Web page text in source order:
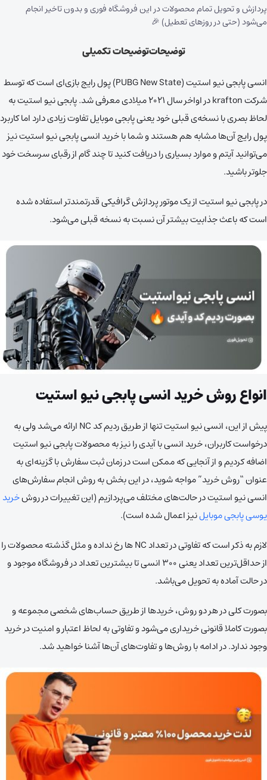
پردازش و تحویل تمام محصولات در این فروشگاه فوری و بدون تاخیر انجام
می‌شود (حتی در روزهای تعطیل) 🎉
توضیحاتتوضیحات تکمیلی
انسی پابجی نیو استیت (PUBG New State) پول رایج بازی‌ای است که توسط
شرکت krafton در اواخر سال ۲۰۲۱ میلادی معرفی شد. پابجی نیو استیت به
لحاظ بصری با نسخه‌ی قبلی خود یعنی پابجی موبایل تفاوت زیادی دارد اما کاربرد
پول رایج آن‌ها مشابه هم هستند و شما با خرید انسی پابجی نیو استیت نیز
می‌توانید آیتم و موارد بسیاری را دریافت کنید تا چند گام از رقبای سرسخت خود
جلوتر باشید.
در پابجی نیو استیت از یک موتور پردازش گرافیکی قدرتمندتر استفاده شده
است که باعث جذابیت بیشتر آن نسبت به نسخه قبلی می‌شود.
انواع روش خرید انسی پابجی نیو استیت
پیش از این، انسی نیو استیت تنها از طریق ردیم کد NC ارائه می‌شد ولی به
درخواست کاربران، خرید انسی با آیدی را نیز به محصولات پابجی نیو استیت
اضافه کردیم و از آنجایی که ممکن است در زمان ثبت سفارش با گزینه‌ای به
عنوان “روش خرید” مواجه شوید، در این بخش به روش انجام سفارش‌های
انسی نیو استیت در حالت‌های مختلف می‌پردازیم (این تغییرات در روشخرید
یوسی پابجی موبایلنیز اعمال شده است).
لازم به ذکر است که تفاوتی در تعداد NC ها رخ نداده و مثل گذشته محصولات را
از حداقل‌ترین تعداد یعنی ۳۰۰ انسی تا بیشترین تعداد در فروشگاه موجود و
در حالت آماده به تحویل می‌باشد.
بصورت کلی در هر دو روش، خریدها از طریق حساب‌های شخصی مجموعه و
بصورت کاملا قانونی خریداری می‌شود و تفاوتی به لحاظ اعتبار و امنیت در خرید
وجود ندارد. در ادامه با روش‌ها و تفاوت‌های آن‌ها آشنا خواهید شد.